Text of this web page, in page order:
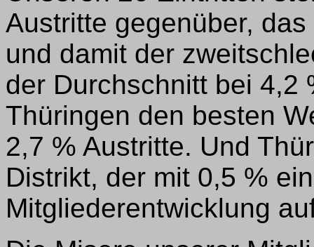
Austritte gegenüber,
und damit der
der Durchschnitt bei 4,2
Thüringen den besten
2,7 % Austritte. Und
Distrikt, der mit 0,5 %
Mitgliederentwicklung